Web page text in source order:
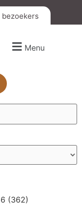
bezoekers
Menu
(362)